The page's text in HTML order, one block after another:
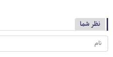
نظر شما